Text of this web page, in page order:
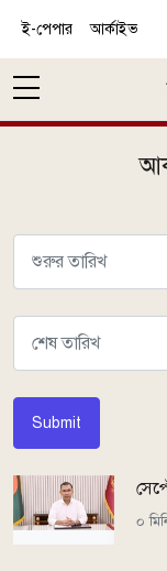
ই-পেপার আর্কাইভ
Submit
০